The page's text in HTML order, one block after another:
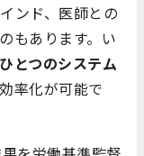
ンド、医師との
もあります。い
ひとつのシステム
率化が可能で